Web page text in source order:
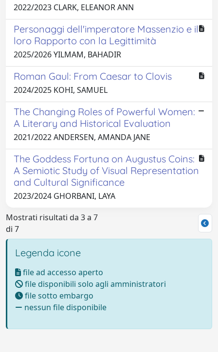
2022/2023 CLARK, ELEANOR ANN
Personaggi dell'imperatore Massenzio e il
loro Rapporto con la Legittimità
2025/2026 YILMAM, BAHADIR
Roman Gaul: From Caesar to Clovis
2024/2025 KOHI, SAMUEL
The Changing Roles of Powerful Women:
A Literary and Historical Evaluation
2021/2022 ANDERSEN, AMANDA JANE
The Goddess Fortuna on Augustus Coins:
A Semiotic Study of Visual Representation
and Cultural Significance
2023/2024 GHORBANI, LAYA
Mostrati risultati da 3 a 7
di 7
Legenda icone
file ad accesso aperto
file disponibili solo agli amministratori
file sotto embargo
nessun file disponibile